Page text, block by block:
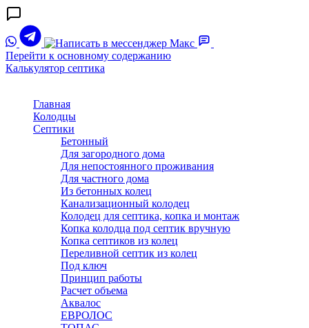
Перейти к основному содержанию
Калькулятор септика
Главная
Колодцы
Септики
Бетонный
Для загородного дома
Для непостоянного проживания
Для частного дома
Из бетонных колец
Канализационный колодец
Колодец для септика, копка и монтаж
Копка колодца под септик вручную
Копка септиков из колец
Переливной септик из колец
Под ключ
Принцип работы
Расчет объема
Аквалос
ЕВРОЛОС